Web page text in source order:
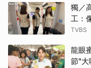
獨／
工：
TVBS
龍眼
節"大